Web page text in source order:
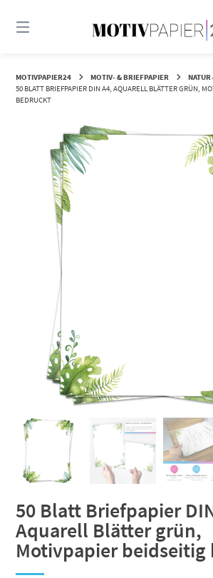
zum
MOTIVPAPIER24 MOTIV- & BRIEFPAPIER
50 BLATT BRIEFPAPIER DIN A4, AQUARELL BLÄTTER GRÜN,
BEDRUCKT
50 Blatt Briefpapier
Aquarell Blätter grün,
Motivpapier